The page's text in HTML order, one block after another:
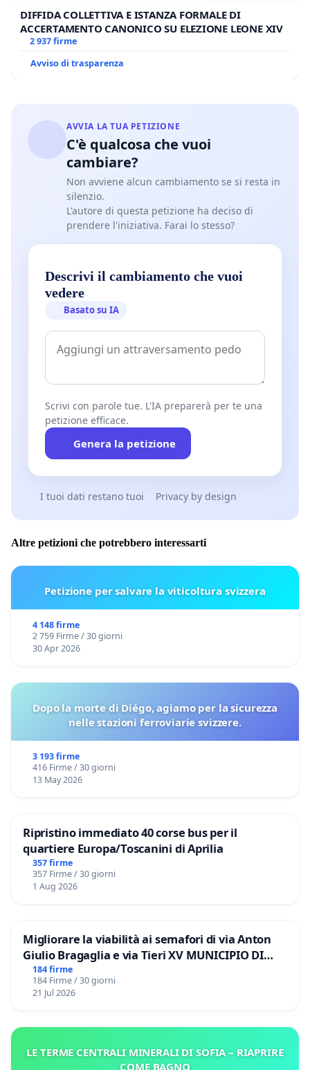
DIFFIDA COLLETTIVA E ISTANZA FORMALE DI
ACCERTAMENTO CANONICO SU ELEZIONE LEONE XIV
2 937 firme
Avviso di trasparenza
AVVIA LA TUA PETIZIONE
C'è qualcosa che vuoi
cambiare?
Non avviene alcun cambiamento se si resta in
silenzio.
L'autore di questa petizione ha deciso di
prendere l'iniziativa. Farai lo stesso?
Descrivi il cambiamento che vuoi
vedere
Basato su IA
Scrivi con parole tue. L'IA preparerà per te una
petizione efficace.
Genera la petizione
I tuoi dati restano tuoi Privacy by design
Altre petizioni che potrebbero interessarti
Petizione per salvare la viticoltura svizzera
4 148 firme
2 759 Firme / 30 giorni
30 Apr 2026
Dopo la morte di Diégo, agiamo per la sicurezza
nelle stazioni ferroviarie svizzere.
3 193 firme
416 Firme / 30 giorni
13 May 2026
Ripristino immediato 40 corse bus per il
quartiere Europa/Toscanini di Aprilia
357 firme
357 Firme / 30 giorni
1 Aug 2026
Migliorare la viabilità ai semafori di via Anton
Giulio Bragaglia e via Tieri XV MUNICIPIO DI
ROMA
184 firme
184 Firme / 30 giorni
21 Jul 2026
LE TERME CENTRALI MINERALI DI SOFIA – RIAPRIRE
COME BAGNO